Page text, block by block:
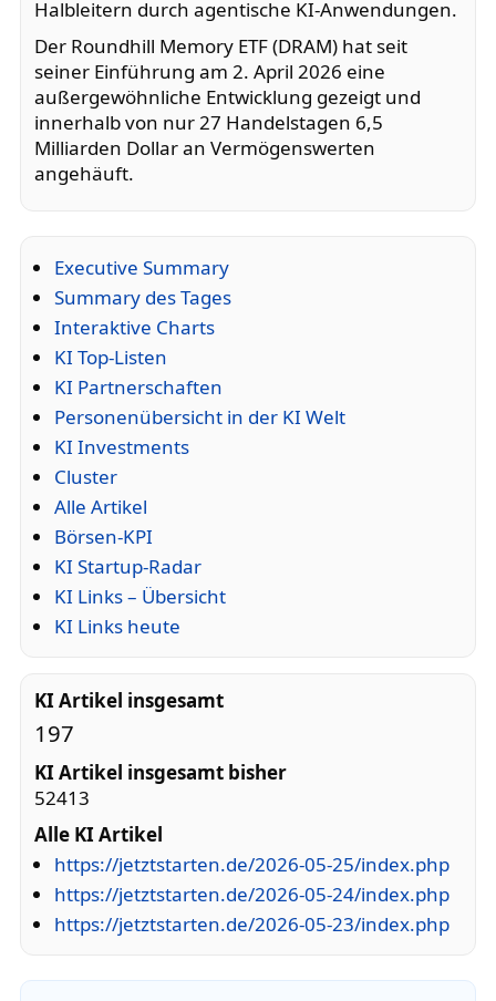
Halbleitern durch agentische KI-Anwendungen.
Der Roundhill Memory ETF (DRAM) hat seit
seiner Einführung am 2. April 2026 eine
außergewöhnliche Entwicklung gezeigt und
innerhalb von nur 27 Handelstagen 6,5
Milliarden Dollar an Vermögenswerten
angehäuft.
Executive Summary
Summary des Tages
Interaktive Charts
KI Top-Listen
KI Partnerschaften
Personenübersicht in der KI Welt
KI Investments
Cluster
Alle Artikel
Börsen-KPI
KI Startup-Radar
KI Links – Übersicht
KI Links heute
KI Artikel insgesamt
197
KI Artikel insgesamt bisher
52413
Alle KI Artikel
https://jetztstarten.de/2026-05-25/index.php
https://jetztstarten.de/2026-05-24/index.php
https://jetztstarten.de/2026-05-23/index.php